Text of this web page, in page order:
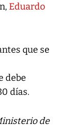
Eduardo
que se
debe
días.
de